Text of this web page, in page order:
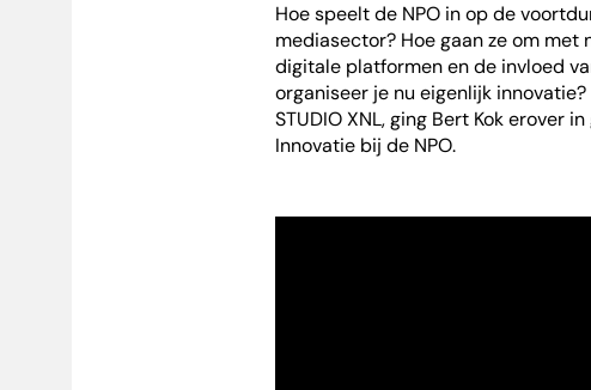
Hoe speelt de NPO in op de
mediasector? Hoe gaan ze om
digitale platformen en de invloed
organiseer je nu eigenlijk
STUDIO XNL, ging Bert Kok erover
Innovatie bij de NPO.